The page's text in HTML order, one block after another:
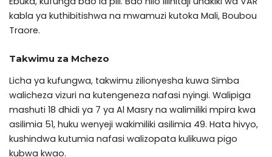
kabla ya kuthibitishwa na mwamuzi kutoka Mali, Boubou
Traore.
Takwimu za Mchezo
Licha ya kufungwa, takwimu zilionyesha kuwa Simba
walicheza vizuri na kutengeneza nafasi nyingi. Walipiga
mashuti 18 dhidi ya 7 ya Al Masry na walimiliki mpira kwa
asilimia 51, huku wenyeji wakimiliki asilimia 49. Hata hivyo,
kushindwa kutumia nafasi walizopata kulikuwa pigo
kubwa kwao.